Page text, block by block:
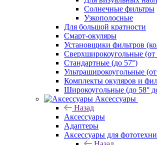
Солнечные фильтры
Узкополосные
Для большой кратности
Смарт-окуляры
Установщики фильтров
Сверхширокоугольные (от
Стандартные (до 57°)
Ультраширокоугольные
Комплекты окуляров и
Широкоугольные (до 58°
Аксессуары
Назад
Аксессуары
Адаптеры
Аксессуары для